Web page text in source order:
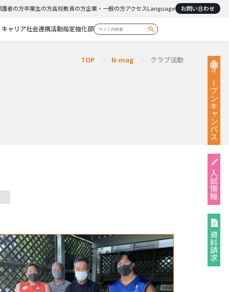
者の方卒業生の方高校教員の方企業・一般の方アクセスLanguage お問い合わせ
ャリア社会連携活動指定強化部
オープン
キャンパス
入試情報
資料請求
TOP N-mag クラブ活動